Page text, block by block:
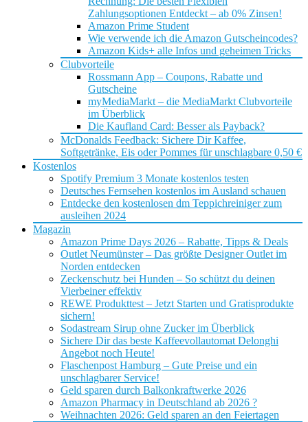
Zahlungsoptionen Entdeckt – ab 0% Zinsen!
Amazon Prime Student
Wie verwende ich die Amazon Gutscheincodes?
Amazon Kids+ alle Infos und geheimen Tricks
Clubvorteile
Rossmann App – Coupons, Rabatte und
Gutscheine
myMediaMarkt – die MediaMarkt Clubvorteile
im Überblick
Die Kaufland Card: Besser als Payback?
McDonalds Feedback: Sichere Dir Kaffee,
Softgetränke, Eis oder Pommes für unschlagbare 0,50 €
Kostenlos
Spotify Premium 3 Monate kostenlos testen
Deutsches Fernsehen kostenlos im Ausland schauen
Entdecke den kostenlosen dm Teppichreiniger zum
ausleihen 2024
Magazin
Amazon Prime Days 2026 – Rabatte, Tipps & Deals
Outlet Neumünster – Das größte Designer Outlet im
Norden entdecken
Zeckenschutz bei Hunden – So schützt du deinen
Vierbeiner effektiv
REWE Produkttest – Jetzt Starten und Gratisprodukte
sichern!
Sodastream Sirup ohne Zucker im Überblick
Sichere Dir das beste Kaffeevollautomat Delonghi
Angebot noch Heute!
Flaschenpost Hamburg – Gute Preise und ein
unschlagbarer Service!
Geld sparen durch Balkonkraftwerke 2026
Amazon Pharmacy in Deutschland ab 2026 ?
Weihnachten 2026: Geld sparen an den Feiertagen